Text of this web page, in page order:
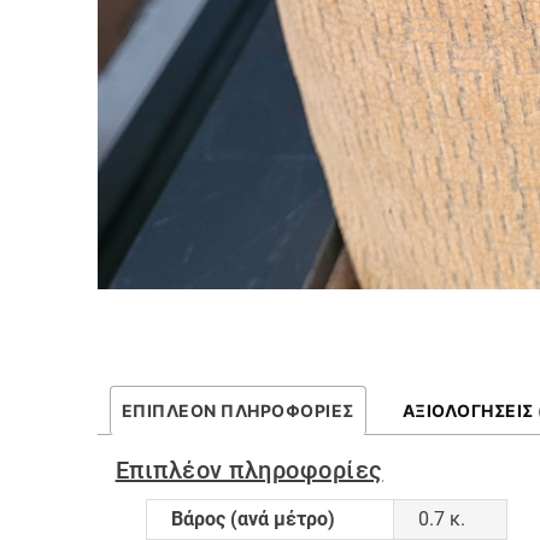
ΕΠΙΠΛΈΟΝ ΠΛΗΡΟΦΟΡΊΕΣ ΑΞΙΟΛΟΓΉΣΕΙΣ
Επιπλέον πληροφορίες
Βάρος (ανά μέτρο) 0.7 κ.